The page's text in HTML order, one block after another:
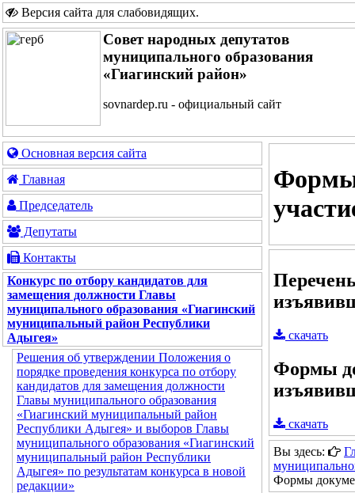
Версия сайта для слабовидящих.
Совет народных депутатов
муниципального образования
«Гиагинский район»
sovnardep.ru - официальный сайт
Основная версия сайта
Главная
Председатель
Депутаты
Контакты
Конкурс по отбору кандидатов для
замещения должности Главы
муниципального образования «Гиагинский
муниципальный район Республики
Адыгея»
Решения об утверждении Положения о
порядке проведения конкурса по отбору
кандидатов для замещения должности
Главы муниципального образования
«Гиагинский муниципальный район
Республики Адыгея» и выборов Главы
муниципального образования «Гиагинский
муниципальный район Республики
Адыгея» по результатам конкурса в новой
редакции»
Формы
скачать
Формы
скачать
Вы здесь:
Формы